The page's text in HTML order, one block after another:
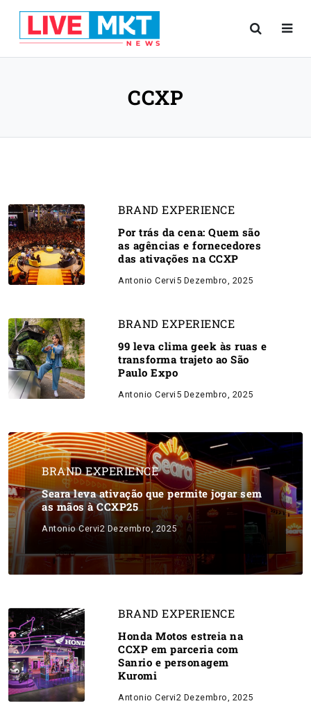
CCXP
BRAND EXPERIENCE
Por trás da cena: Quem são
as agências e fornecedores
das ativações na CCXP
Antonio Cervi 5 Dezembro, 2025
BRAND EXPERIENCE
99 leva clima geek às ruas e
transforma trajeto ao São
Paulo Expo
Antonio Cervi 5 Dezembro, 2025
BRAND EXPERIENCE
Seara leva ativação que permite jogar sem
as mãos à CCXP25
Antonio Cervi2 Dezembro, 2025
BRAND EXPERIENCE
Honda Motos estreia na
CCXP em parceria com
Sanrio e personagem
Kuromi
Antonio Cervi2 Dezembro, 2025